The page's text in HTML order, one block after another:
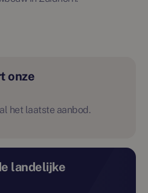
onze
het laatste aanbod.
landelijke